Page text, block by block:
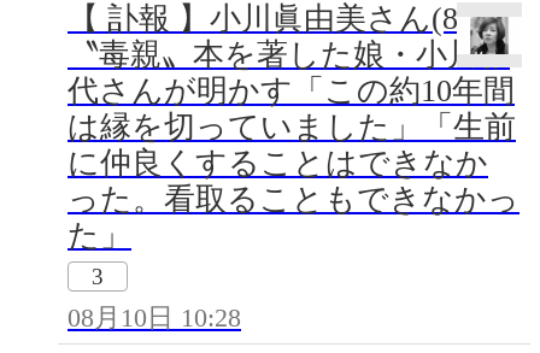
【 訃報 】小川眞由美さん(86)
〝毒親〟本を著した娘・小川雅
代さんが明かす「この約10年間
は縁を切っていました」「生前
に仲良くすることはできなか
った。看取ることもできなかっ
た」
3
08月10日 10:28